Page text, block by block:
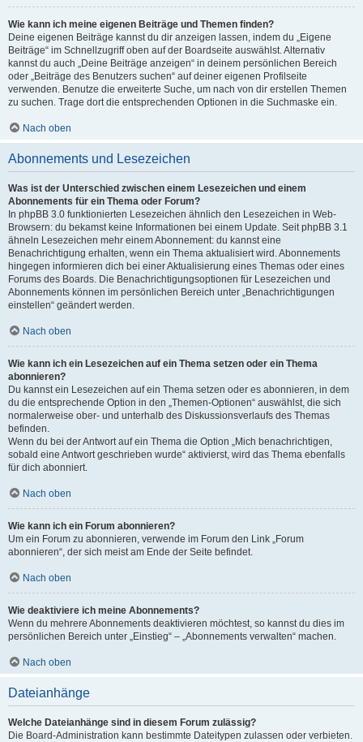
Wie kann ich meine eigenen Beiträge und Themen finden?
Deine eigenen Beiträge kannst du dir anzeigen lassen, indem du „Eigene
Beiträge“ im Schnellzugriff oben auf der Boardseite auswählst. Alternativ
kannst du auch „Deine Beiträge anzeigen“ in deinem persönlichen Bereich
oder „Beiträge des Benutzers suchen“ auf deiner eigenen Profilseite
verwenden. Benutze die erweiterte Suche, um nach von dir erstellen Themen
zu suchen. Trage dort die entsprechenden Optionen in die Suchmaske ein.
Nach oben
Abonnements und Lesezeichen
Was ist der Unterschied zwischen einem Lesezeichen und einem
Abonnements für ein Thema oder Forum?
In phpBB 3.0 funktionierten Lesezeichen ähnlich den Lesezeichen in Web-
Browsern: du bekamst keine Informationen bei einem Update. Seit phpBB 3.1
ähneln Lesezeichen mehr einem Abonnement: du kannst eine
Benachrichtigung erhalten, wenn ein Thema aktualisiert wird. Abonnements
hingegen informieren dich bei einer Aktualisierung eines Themas oder eines
Forums des Boards. Die Benachrichtigungsoptionen für Lesezeichen und
Abonnements können im persönlichen Bereich unter „Benachrichtigungen
einstellen“ geändert werden.
Nach oben
Wie kann ich ein Lesezeichen auf ein Thema setzen oder ein Thema
abonnieren?
Du kannst ein Lesezeichen auf ein Thema setzen oder es abonnieren, in dem
du die entsprechende Option in den „Themen-Optionen“ auswählst, die sich
normalerweise ober- und unterhalb des Diskussionsverlaufs des Themas
befinden.
Wenn du bei der Antwort auf ein Thema die Option „Mich benachrichtigen,
sobald eine Antwort geschrieben wurde“ aktivierst, wird das Thema ebenfalls
für dich abonniert.
Nach oben
Wie kann ich ein Forum abonnieren?
Um ein Forum zu abonnieren, verwende im Forum den Link „Forum
abonnieren“, der sich meist am Ende der Seite befindet.
Nach oben
Wie deaktiviere ich meine Abonnements?
Wenn du mehrere Abonnements deaktivieren möchtest, so kannst du dies im
persönlichen Bereich unter „Einstieg“ – „Abonnements verwalten“ machen.
Nach oben
Dateianhänge
Welche Dateianhänge sind in diesem Forum zulässig?
Die Board-Administration kann bestimmte Dateitypen zulassen oder verbieten.